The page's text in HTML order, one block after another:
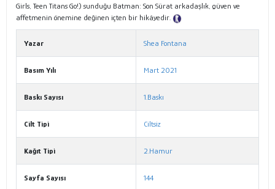
Girls, Teen Titans Go!) sunduğu Batman: Son Sürat arkadaşlık, güven ve
affetmenin önemine değinen içten bir hikâyedir.
Yazar Shea Fontana
Basım Yılı Mart 2021
Baskı Sayısı 1.Baskı
Cilt Tipi Ciltsiz
Kağıt Tipi 2.Hamur
Sayfa Sayısı 144